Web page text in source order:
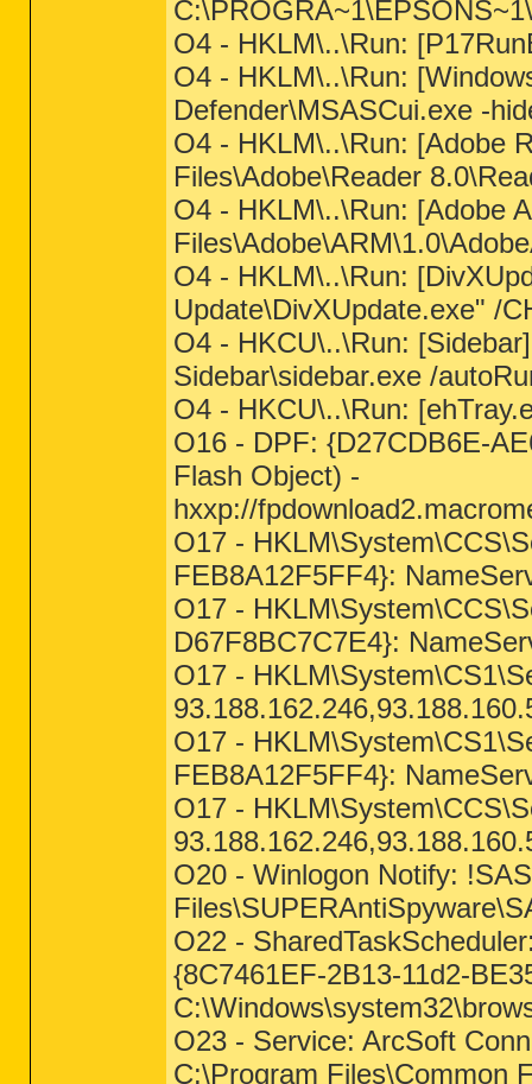
O4 - HKLM\..\Run:
O4 - HKLM\..\Run:
Defender\MSASCui.exe -
O4 - HKLM\..\Run: [Adobe
Files\Adobe\Reader
O4 - HKLM\..\Run: [Adobe
O4 - HKLM\..\Run:
Update\DivXUpdate.exe" /
O4 - HKCU\..\Run:
Sidebar\sidebar.exe /
O4 - HKCU\..\Run:
O16 - DPF: {D27CDB6E-
Flash Object) -
hxxp://
O17 -
FEB8A12F5FF4}:
O17 -
D67F8BC7C7E4}:
O17 -
O17 -
FEB8A12F5FF4}:
O17 -
O20 - Winlogon Notify:
O22 -
{8C7461EF-2B13-11d2-
O23 - Service: ArcSoft
C:\Program Files\Common